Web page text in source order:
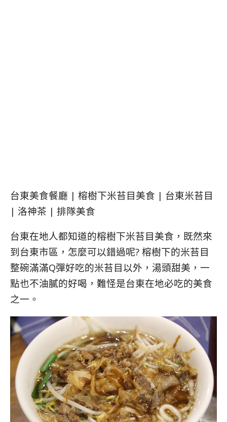
台東美食餐廳 | 榕樹下米苔目美食 | 台東米苔目
| 洛神茶 | 排隊美食
台東在地人都知道的榕樹下米苔目美食，既然來
到台東市區，怎麼可以錯過呢? 榕樹下的米苔目
整碗滿滿Q彈好吃的米苔目以外，湯頭甜美，一
點也不油膩的好喝，難怪是台東在地必吃的美食
之一。